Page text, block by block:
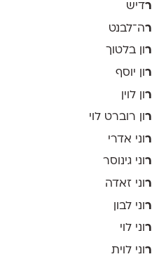
רדיש
רה־לבנט
רון בלטוך
ר ון יוסף
רון לוין
ר ון רוברט לוי
ר וני אדרי
רוני גינוסר
ר וני זאדה
רוני לבון
ר וני לוי
ר וני לוית